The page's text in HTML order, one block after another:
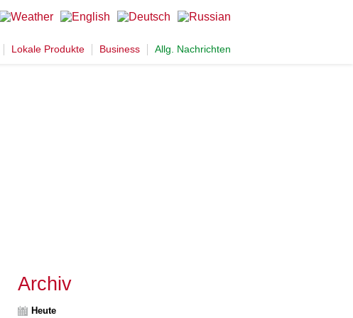
Lokale Produkte Business Allg. Nachrichten
Archiv
Heute